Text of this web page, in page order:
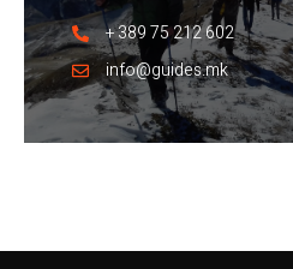
+ 389 75 212 602
info@guides.mk